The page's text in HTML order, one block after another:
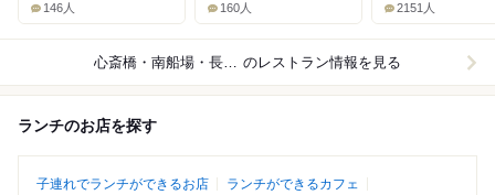
146人 160人 2151人
心斎橋・南船場・長堀橋 のレストラン情報を見る
ランチのお店を探す
子連れでランチができるお店
ランチができるカフェ